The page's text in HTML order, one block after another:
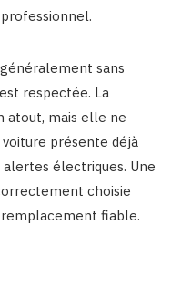
sans
respectée. La
atout, mais elle ne
présente déjà
électriques. Une
choisie
fiable.